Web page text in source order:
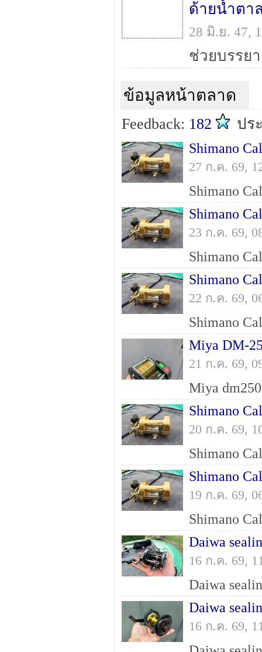
ด้ายน้ำตา
28 มิ.ย. 47,
ข้อมูลหน้าตลาด
Feedback: 182 ปร
Shimano
27 ก.ค. 69,
Shimano
23 ก.ค. 69,
Shimano
22 ก.ค. 69,
Miya DM-
21 ก.ค. 69,
Shimano
20 ก.ค. 69,
Shimano
19 ก.ค. 69,
Daiwa
16 ก.ค. 69,
Daiwa
16 ก.ค. 69,